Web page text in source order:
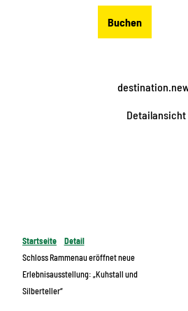
Buchen
Detailansicht
Startseite
Detail
Schloss Rammenau eröffnet neue
Erlebnisausstellung: „Kuhstall und
Silberteller“